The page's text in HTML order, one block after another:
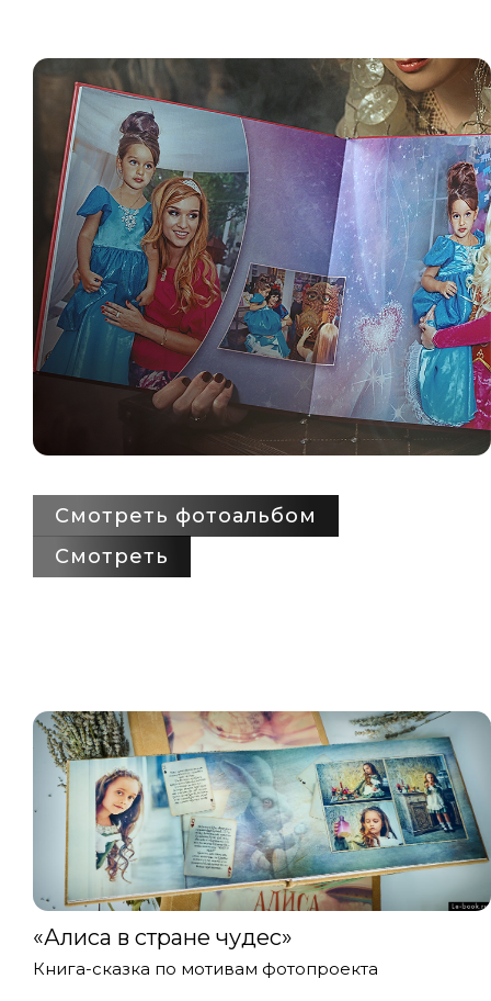
Смотреть фотоальбом
Смотреть
«Алиса в стране чудес»
Книга-сказка по мотивам фотопроекта